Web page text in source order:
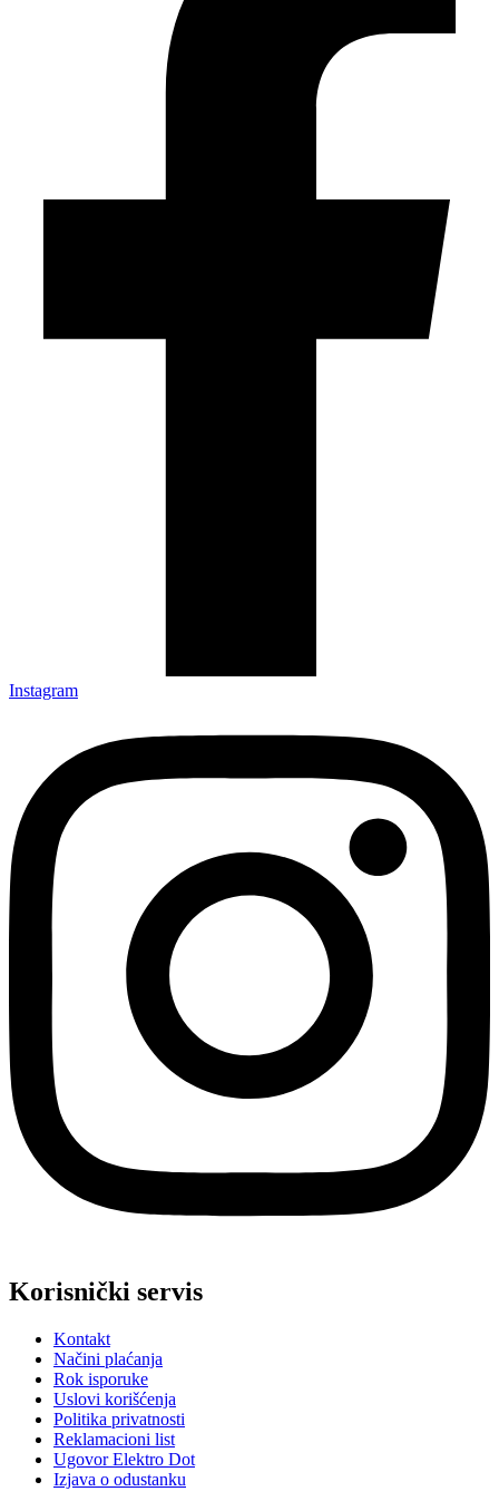
Instagram
Korisnički servis
Kontakt
Načini plaćanja
Rok isporuke
Uslovi korišćenja
Politika privatnosti
Reklamacioni list
Ugovor Elektro Dot
Izjava o odustanku